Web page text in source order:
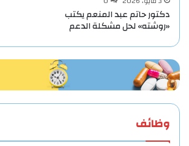
دكتور حاتم عبد المنعم يكتب
«روشته» لحل مشكلة الدعم
وظائف